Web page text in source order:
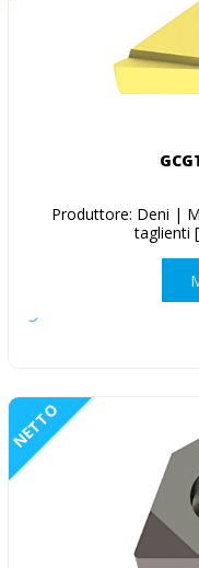
Produttore: Deni |
taglienti
NETTO